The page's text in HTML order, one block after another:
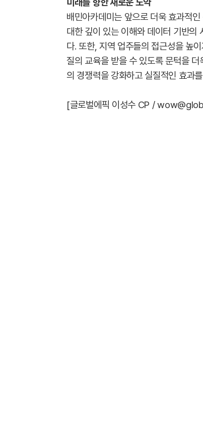
배민아카데미는 앞으로 더욱 효과적
대한 깊이 있는 이해와 데이터 기반의
다. 또한, 지역 업주들의 접근성을 높
질의 교육을 받을 수 있도록 문턱을
의 경쟁력을 강화하고 실질적인 효과
[글로벌에픽 이성수 CP /